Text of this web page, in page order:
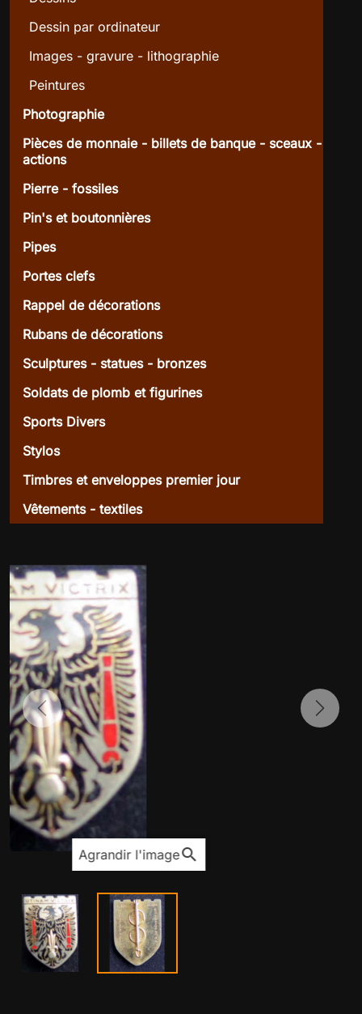
Dessin par ordinateur
Images - gravure - lithographie
Peintures
Photographie
Pièces de monnaie - billets de banque - sceaux -
actions
Pierre - fossiles
Pin's et boutonnières
Pipes
Portes clefs
Rappel de décorations
Rubans de décorations
Sculptures - statues - bronzes
Soldats de plomb et figurines
Sports Divers
Stylos
Timbres et enveloppes premier jour
Vêtements - textiles
Previous Next